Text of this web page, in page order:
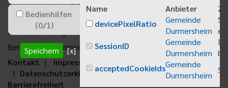
Gemeindeanzeiger abonnieren
Behördenrufnummer 115
Kontakt
Impressum
Datenschutzerklärung
Erklärung zur
Barrierefreiheit
Bedienhilfen
(0/1)
Speichern [x]
Name
Anbieter
devicePixelRatio
Gemeinde
Durmersheim
SessionID
Gemeinde
Durmersheim
acceptedCookieIdsGemeinde
Durmersheim